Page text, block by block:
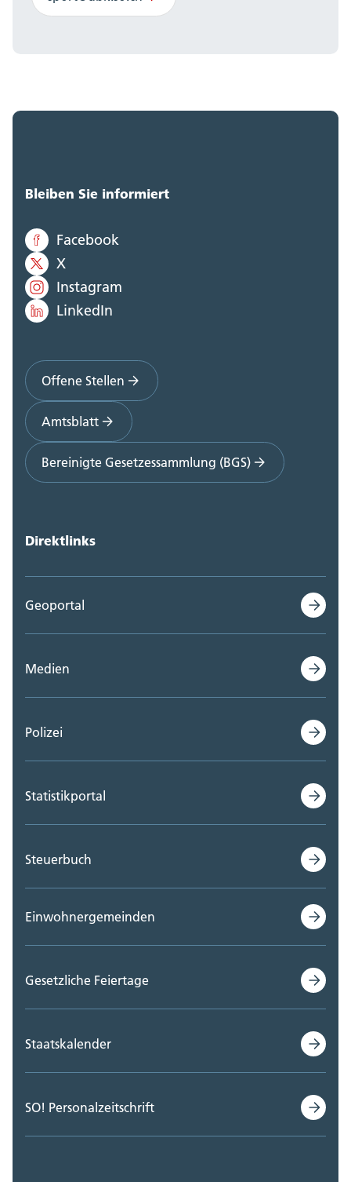
Bleiben Sie informiert
Facebook
X
Instagram
LinkedIn
Offene Stellen
Amtsblatt
Bereinigte Gesetzessammlung (BGS)
Direktlinks
Geoportal
Medien
Polizei
Statistikportal
Steuerbuch
Einwohnergemeinden
Gesetzliche Feiertage
Staatskalender
SO! Personalzeitschrift